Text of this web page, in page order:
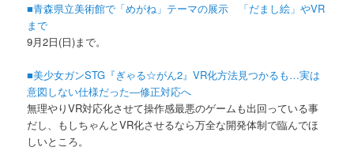
■青森県立美術館で「めがね」テーマの展示 「だまし絵」やVR
まで
9月2日(日)まで。
■美少女ガンSTG『ぎゃる☆がん2』VR化方法見つかるも…実は
意図しない仕様だった―修正対応へ
無理やりVR対応化させて操作感最悪のゲームも出回っている事
だし、もしちゃんとVR化させるなら万全な開発体制で臨んでほ
しいところ。